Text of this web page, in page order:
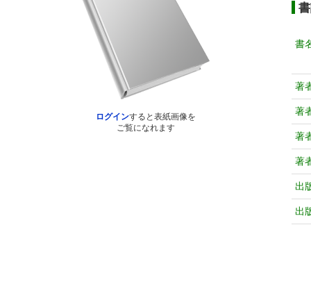
ログインすると表紙画像を
ご覧になれます
書
著
著
著
著
出
出